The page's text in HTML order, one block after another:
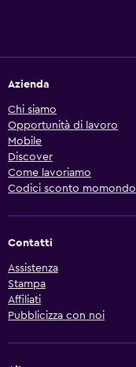
Azienda
Chi siamo
Opportunità di lavoro
Mobile
Discover
Come lavoriamo
Codici sconto momondo
Contatti
Assistenza
Stampa
Affiliati
Pubblicizza con noi